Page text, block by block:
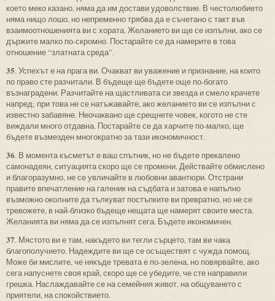
което меко казано, няма да им достави удоволствие. В честолюбието
няма нищо лошо, но непременно трябва да е съчетано с такт във
взаимоотношенията ви с хората. Желанието ви ще се изпълни, ако се
държите малко по-скромно. Постарайте се да намерите в това
отношение “златната среда”.
35. Успехът е на прага ви. Очакват ви уважение и признание, на които
по право сте разчитали. В бъдеще ще бъдете още по-богато
възнаградени. Разчитайте на щастливата си звезда и смело крачете
напред; при това не се натъжавайте, ако желанието ви се изпълни с
известно забавяне. Неочаквано ще срещнете човек, когото не сте
виждали много отдавна. Постарайте се да харчите по-малко, ще
бъдете възмезден многократно за тази икономичност.
36. В момента късметът е ваш спътник, но не бъдете прекалено
самонадеян, ситуацията скоро ще се промени. Действайте обмислено
и благоразумно, не се увличайте в любовни авантюри. Отстрани
правите впечатление на галеник на съдбата и затова е напълно
възможно околните да тълкуват постъпките ви превратно, но не се
тревожете, в най-близко бъдеще нещата ще намерят своите места.
Желанията ви няма да се изпълнят сега. Бъдете икономичен.
37. Мястото ви е там, накъдето ви тегли сърцето, там ви чака
благополучието. Надеждите ви ще се осъществят с чужда помощ.
Може би мислите, че някъде тревата е по-зелена, но повярвайте, ако
сега напуснете своя край, скоро ще се убедите, че сте направили
грешка. Наслаждавайте се на семейния живот, на общуването с
приятели, на спокойствието.